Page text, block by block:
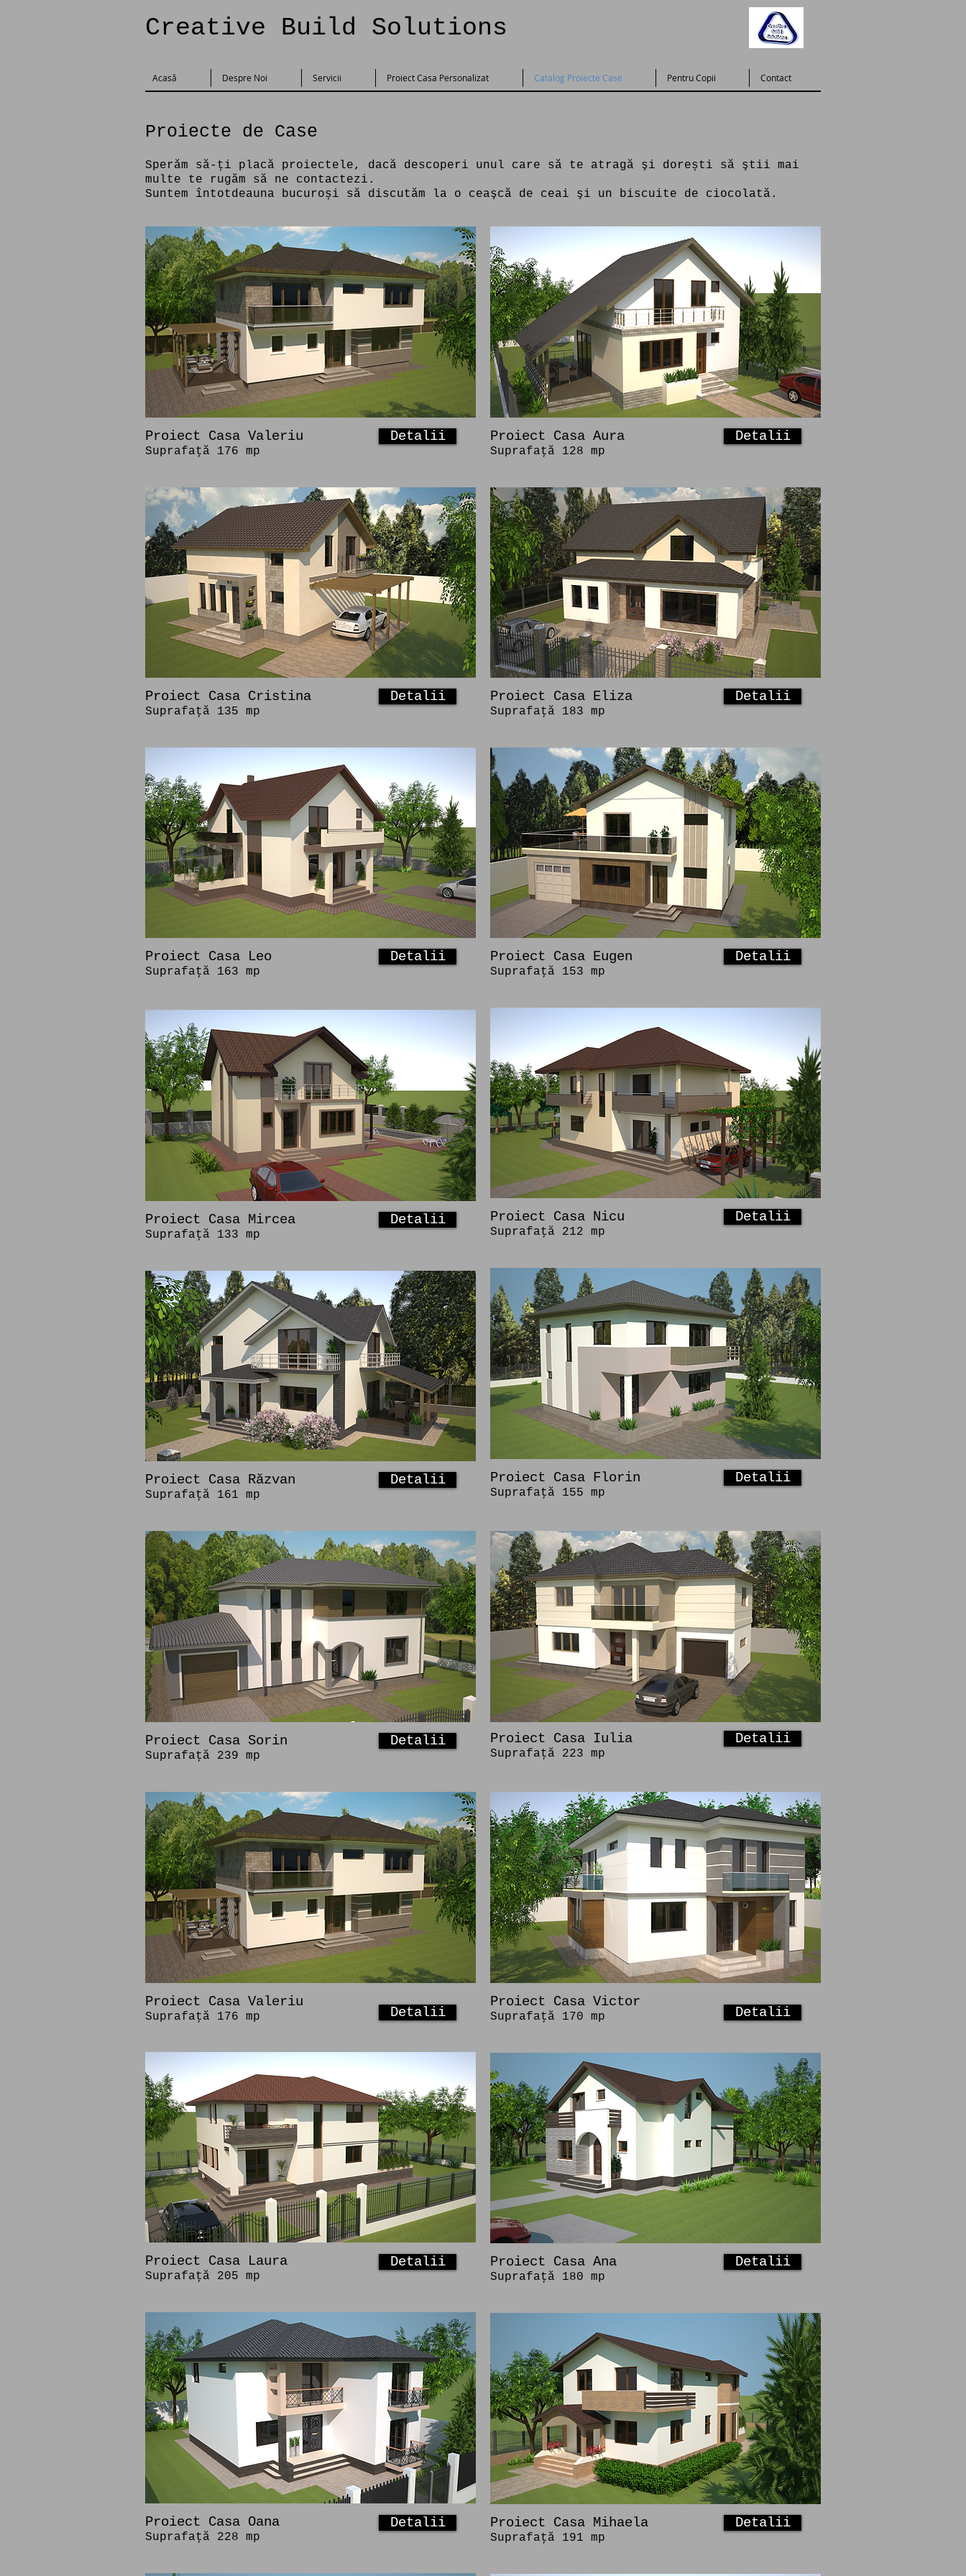
Creative Build Solutions
Acasă Despre Noi Servicii Proiect Casa Personalizat Catalog Proiecte Case Pentru Copii Contact
Proiecte de Case
Sperăm să-ți placă proiectele, dacă descoperi unul care să te atragă şi dorești să ştii mai
multe te rugăm să ne contactezi.
Suntem întotdeauna bucuroși să discutăm la o ceaşcă de ceai şi un biscuite de ciocolată.
Proiect Casa Valeriu
Suprafaţă 176 mp
Detalii Proiect Casa Aura
Suprafaţă 128 mp
Detalii
Proiect Casa Cristina
Suprafaţă 135 mp
Detalii Proiect Casa Eliza
Suprafaţă 183 mp
Detalii
Proiect Casa Leo
Suprafaţă 163 mp
Detalii Proiect Casa Eugen
Suprafaţă 153 mp
Detalii
Proiect Casa Mircea
Suprafaţă 133 mp
Detalii Proiect Casa Nicu
Suprafaţă 212 mp
Detalii
Proiect Casa Răzvan
Suprafaţă 161 mp
Detalii Proiect Casa Florin
Suprafaţă 155 mp
Detalii
Proiect Casa Sorin
Suprafaţă 239 mp
Detalii Proiect Casa Iulia
Suprafaţă 223 mp
Detalii
Proiect Casa Valeriu
Suprafaţă 176 mp Detalii
Proiect Casa Victor
Suprafaţă 170 mp Detalii
Proiect Casa Laura
Suprafaţă 205 mp
Detalii Proiect Casa Ana
Suprafaţă 180 mp
Detalii
Proiect Casa Oana
Suprafaţă 228 mp
Detalii Proiect Casa Mihaela
Suprafaţă 191 mp
Detalii